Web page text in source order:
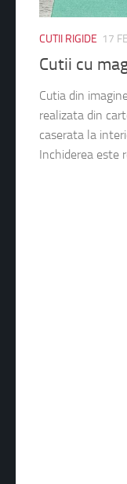
CUTII RIGIDE 17
Cutii cu
Cutia din
realizata din
caserata la
Inchiderea este